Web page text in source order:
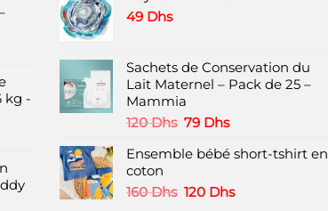
kg -
49 Dhs
Sachets de Conservation du
Lait Maternel – Pack de 25 –
Mammia
120Dhs Le
initial
120 Dhs.
79 DhsLe
actuel
79 Dhs.
Ensemble bébé short-tshirt en
coton
160Dhs Le
120 DhsLe